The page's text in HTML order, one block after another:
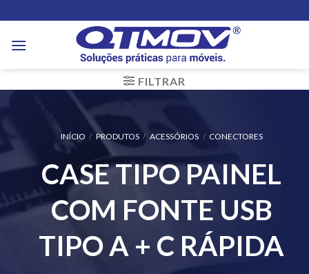
to
content
FILTRAR
INÍCIO / PRODUTOS / ACESSÓRIOS / CONECTORES
CASE TIPO PAINEL
COM FONTE USB
TIPO A + C RÁPIDA